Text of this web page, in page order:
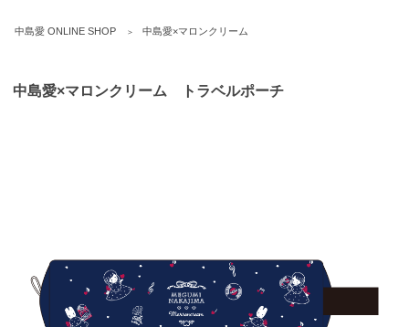
中島愛 ONLINE SHOP 中島愛×マロンクリーム
中島愛×マロンクリーム トラベルポーチ